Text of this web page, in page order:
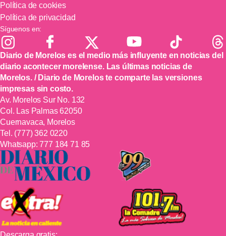
Política de cookies
Política de privacidad
Síguenos en:
Diario de Morelos es el medio más influyente en noticias del
diario acontecer morelense. Las últimas noticias de
Morelos. / Diario de Morelos te comparte las versiones
impresas sin costo.
Av. Morelos Sur No. 132
Col. Las Palmas 62050
Cuernavaca, Morelos
Tel. (777) 362 0220
Whatsapp:777 184 71 85